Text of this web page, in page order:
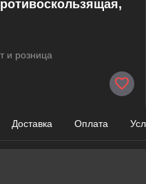
и розница
Доставка Оплата